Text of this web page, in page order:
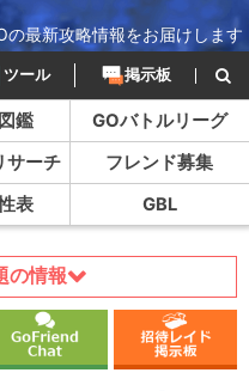
の最新攻略情報をお届けします
ツール 掲示板
鑑
GOバトルリーグ
サーチ
フレンド募集
表 GBL
の情報